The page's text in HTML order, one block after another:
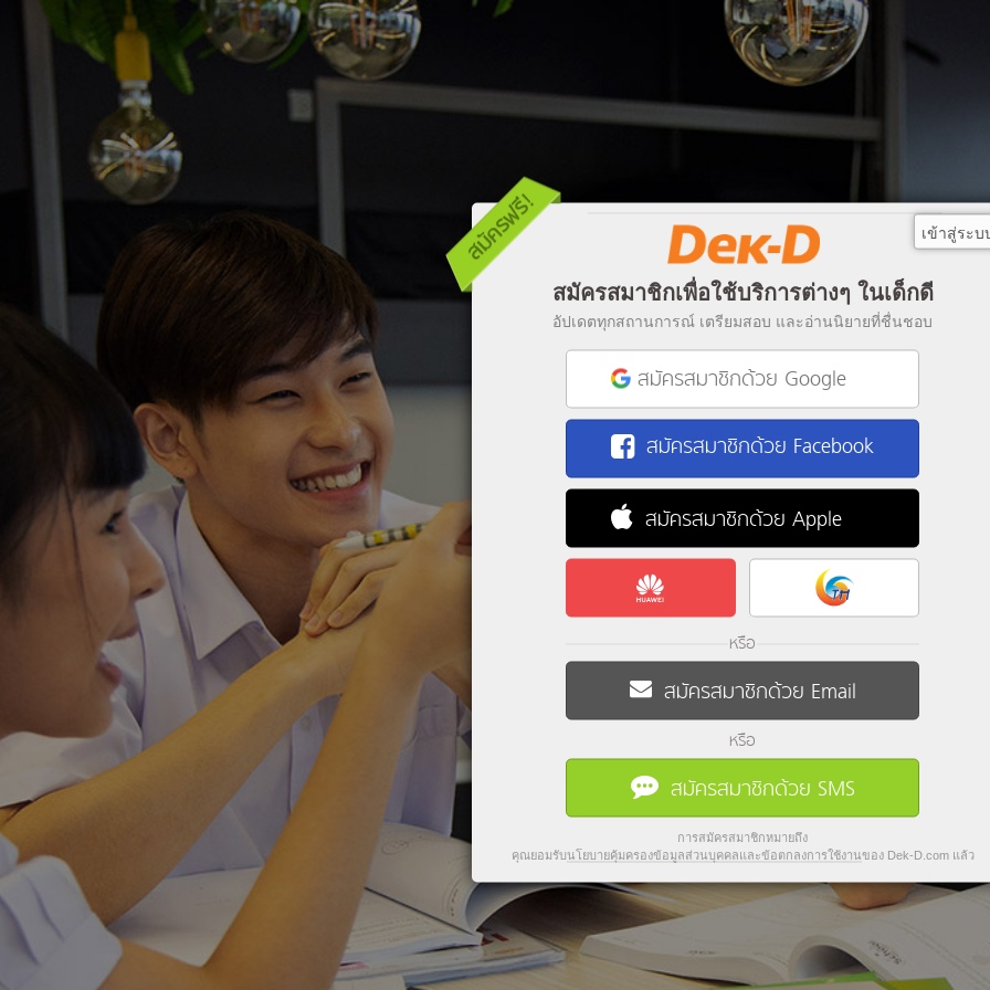
สมัครสมาชิกเพื่อใช้บริการต่างๆ ในเด็กดี
อัปเดตทุกสถานการณ์ เตรียมสอบ และอ่านนิยายที่ชื่นชอบ
สมัครสมาชิกด้วย Google
สมัครสมาชิกด้วย Facebook
สมัครสมาชิกด้วย Apple
หรือ
สมัครสมาชิกด้วย Email
หรือ
สมัครสมาชิกด้วย SMS
การสมัครสมาชิกหมายถึง
คุณยอมรับนโยบายคุ้มครองข้อมูลส่วนบุคคลและข้อตกลงการใช้งานของ Dek-D.com แล้ว
เข้าสู่ระบ